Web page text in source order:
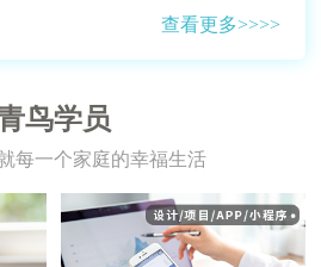
查看更多>>>>
鸟学员
每一个家庭的幸福生活